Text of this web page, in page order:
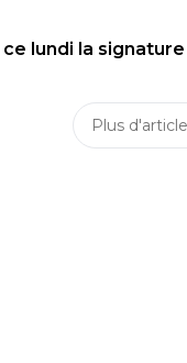
lundi la
Plus